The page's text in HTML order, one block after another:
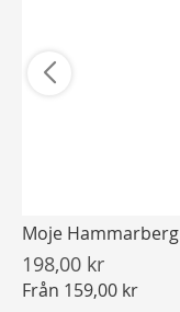
Moje Hammarberg
198,00 kr
Från 159,00 kr